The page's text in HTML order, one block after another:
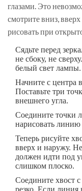
глазами. Это
смотрите вниз,
рисовать при
Сядьте перед
не сбоку, не
белый свет лампы.
Начните с центра
Поставьте три
внешнего угла.
Соедините точки
нарисовать линию
Теперь рисуйте
вверх и наружу.
должен идти под
слишком плоско.
Соедините хвост